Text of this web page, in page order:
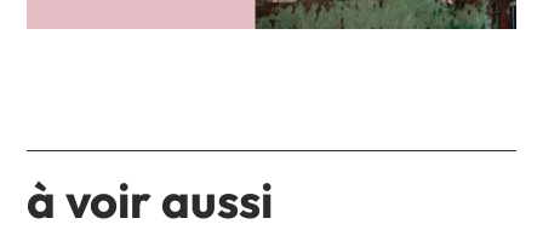
à voir aussi